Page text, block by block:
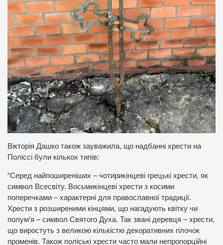
Вікторія Дашко також зауважила, що надбанні хрести на
Поліссі були кількох типів:
“Серед найпоширеніших – чотирикінцеві грецькі хрести, як
символ Всесвіту. Восьмикінцеві хрести з косими
поперечками – характерні для православної традиції.
Хрести з розширеними кінцями, що нагадують квітку чи
полум’я – символ Святого Духа. Так звані деревця – хрести,
що виростуть з великою кількістю декоративних гілочок
променів. Також поліські хрести часто мали непропорційні